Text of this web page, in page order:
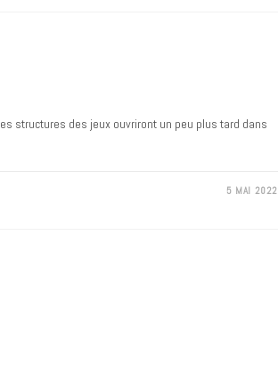
les structures des jeux ouvriront un peu plus tard dans
5 MAI 2022